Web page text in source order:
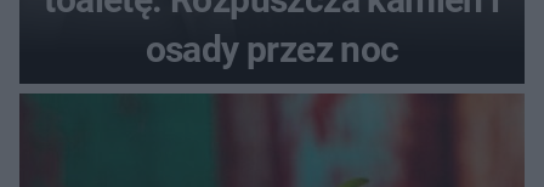
osady przez noc